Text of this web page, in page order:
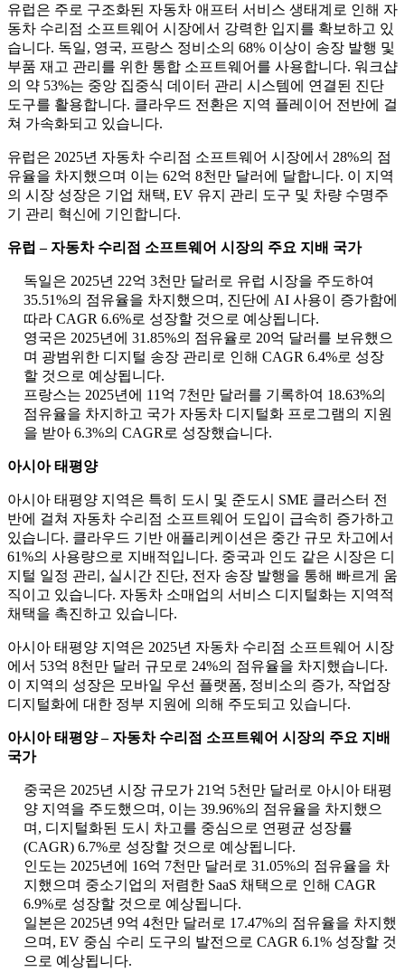
유럽은 주로 구조화된 자동차 애프터 서비스 생태계로 인해 자
동차 수리점 소프트웨어 시장에서 강력한 입지를 확보하고 있
습니다. 독일, 영국, 프랑스 정비소의 68% 이상이 송장 발행 및
부품 재고 관리를 위한 통합 소프트웨어를 사용합니다. 워크샵
의 약 53%는 중앙 집중식 데이터 관리 시스템에 연결된 진단
도구를 활용합니다. 클라우드 전환은 지역 플레이어 전반에 걸
쳐 가속화되고 있습니다.
유럽은 2025년 자동차 수리점 소프트웨어 시장에서 28%의 점
유율을 차지했으며 이는 62억 8천만 달러에 달합니다. 이 지역
의 시장 성장은 기업 채택, EV 유지 관리 도구 및 차량 수명주
기 관리 혁신에 기인합니다.
유럽 ​​– 자동차 수리점 소프트웨어 시장의 주요 지배 국가
독일은 2025년 22억 3천만 달러로 유럽 시장을 주도하여
35.51%의 점유율을 차지했으며, 진단에 AI 사용이 증가함에
따라 CAGR 6.6%로 성장할 것으로 예상됩니다.
영국은 2025년에 31.85%의 점유율로 20억 달러를 보유했으
며 광범위한 디지털 송장 관리로 인해 CAGR 6.4%로 성장
할 것으로 예상됩니다.
프랑스는 2025년에 11억 7천만 달러를 기록하여 18.63%의
점유율을 차지하고 국가 자동차 디지털화 프로그램의 지원
을 받아 6.3%의 CAGR로 성장했습니다.
아시아 태평양
아시아 태평양 지역은 특히 도시 및 준도시 SME 클러스터 전
반에 걸쳐 자동차 수리점 소프트웨어 도입이 급속히 증가하고
있습니다. 클라우드 기반 애플리케이션은 중간 규모 차고에서
61%의 사용량으로 지배적입니다. 중국과 인도 같은 시장은 디
지털 일정 관리, 실시간 진단, 전자 송장 발행을 통해 빠르게 움
직이고 있습니다. 자동차 소매업의 서비스 디지털화는 지역적
채택을 촉진하고 있습니다.
아시아 태평양 지역은 2025년 자동차 수리점 소프트웨어 시장
에서 53억 8천만 달러 규모로 24%의 점유율을 차지했습니다.
이 지역의 성장은 모바일 우선 플랫폼, 정비소의 증가, 작업장
디지털화에 대한 정부 지원에 의해 주도되고 있습니다.
아시아 태평양 – 자동차 수리점 소프트웨어 시장의 주요 지배
국가
중국은 2025년 시장 규모가 21억 5천만 달러로 아시아 태평
양 지역을 주도했으며, 이는 39.96%의 점유율을 차지했으
며, 디지털화된 도시 차고를 중심으로 연평균 성장률
(CAGR) 6.7%로 성장할 것으로 예상됩니다.
인도는 2025년에 16억 7천만 달러로 31.05%의 점유율을 차
지했으며 중소기업의 저렴한 SaaS 채택으로 인해 CAGR
6.9%로 성장할 것으로 예상됩니다.
일본은 2025년 9억 4천만 달러로 17.47%의 점유율을 차지했
으며, EV 중심 수리 도구의 발전으로 CAGR 6.1% 성장할 것
으로 예상됩니다.